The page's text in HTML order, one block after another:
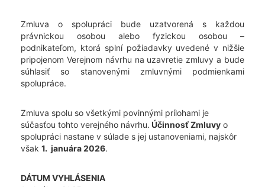
Zmluva o spolupráci bude uzatvorená s každou
právnickou osobou alebo fyzickou osobou –
podnikateľom, ktorá splní požiadavky uvedené v nižšie
pripojenom Verejnom návrhu na uzavretie zmluvy a bude
súhlasiť so stanovenými zmluvnými podmienkami
spolupráce.
Zmluva spolu so všetkými povinnými prílohami je
súčasťou tohto verejného návrhu. Účinnosť Zmluvy o
spolupráci nastane v súlade s jej ustanoveniami, najskôr
však 1. januára 2026.
DÁTUM VYHLÁSENIA